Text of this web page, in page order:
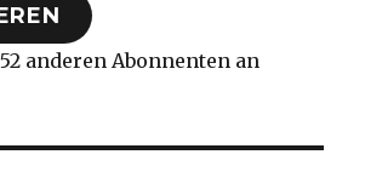
anderen Abonnenten an